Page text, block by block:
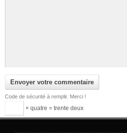
Code de sécurité à remplir. Merci !
× quatre = trente deux